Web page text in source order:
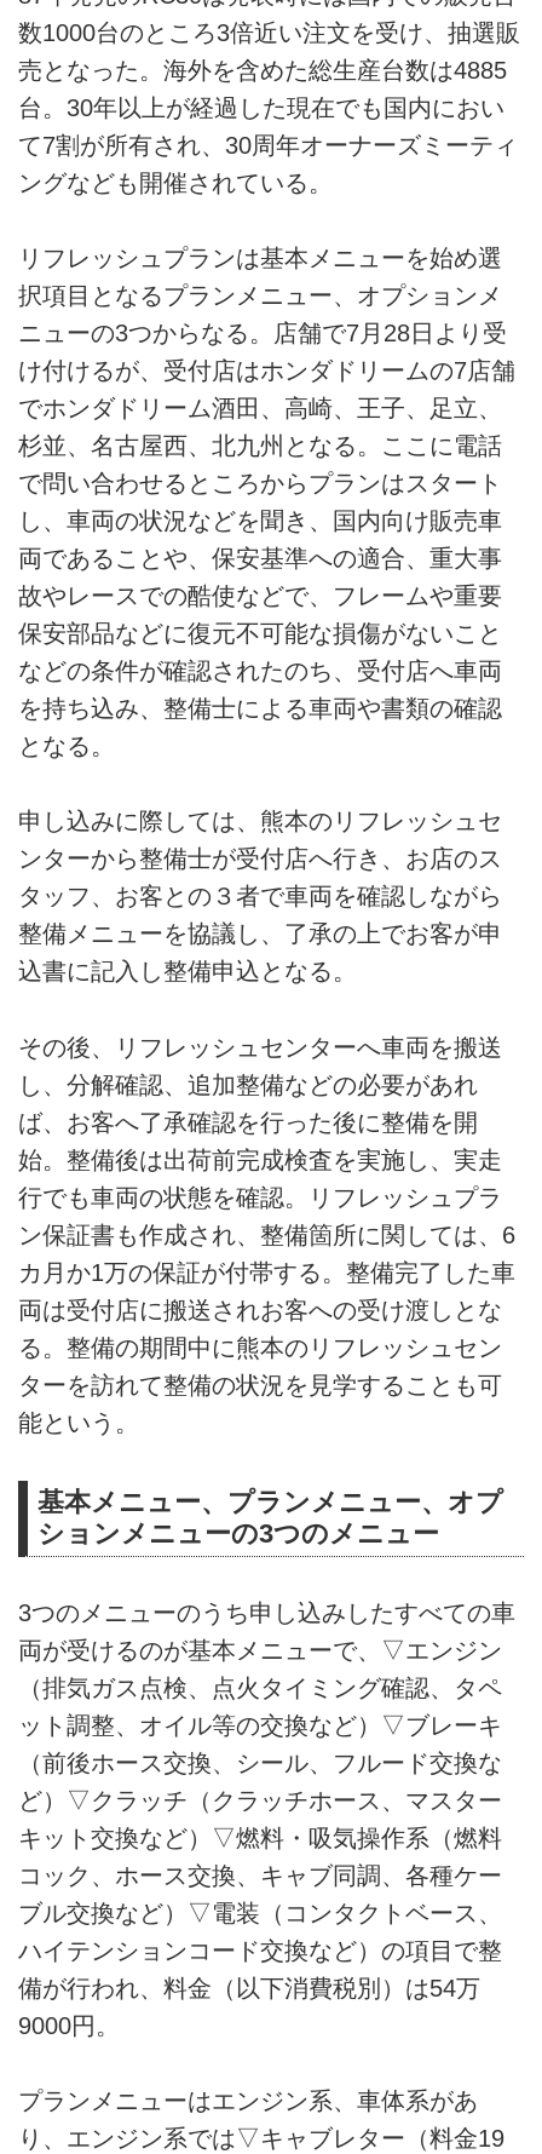
数1000台のところ3倍近い注文を受け、抽選販
売となった。海外を含めた総生産台数は4885
台。30年以上が経過した現在でも国内におい
て7割が所有され、30周年オーナーズミーティ
ングなども開催されている。
リフレッシュプランは基本メニューを始め選
択項目となるプランメニュー、オプションメ
ニューの3つからなる。店舗で7月28日より受
け付けるが、受付店はホンダドリームの7店舗
でホンダドリーム酒田、高崎、王子、足立、
杉並、名古屋西、北九州となる。ここに電話
で問い合わせるところからプランはスタート
し、車両の状況などを聞き、国内向け販売車
両であることや、保安基準への適合、重大事
故やレースでの酷使などで、フレームや重要
保安部品などに復元不可能な損傷がないこと
などの条件が確認されたのち、受付店へ車両
を持ち込み、整備士による車両や書類の確認
となる。
申し込みに際しては、熊本のリフレッシュセ
ンターから整備士が受付店へ行き、お店のス
タッフ、お客との３者で車両を確認しながら
整備メニューを協議し、了承の上でお客が申
込書に記入し整備申込となる。
その後、リフレッシュセンターへ車両を搬送
し、分解確認、追加整備などの必要があれ
ば、お客へ了承確認を行った後に整備を開
始。整備後は出荷前完成検査を実施し、実走
行でも車両の状態を確認。リフレッシュプラ
ン保証書も作成され、整備箇所に関しては、6
カ月か1万の保証が付帯する。整備完了した車
両は受付店に搬送されお客への受け渡しとな
る。整備の期間中に熊本のリフレッシュセン
ターを訪れて整備の状況を見学することも可
能という。
基本メニュー、プランメニュー、オプ
ションメニューの3つのメニュー
3つのメニューのうち申し込みしたすべての車
両が受けるのが基本メニューで、▽エンジン
（排気ガス点検、点火タイミング確認、タペ
ット調整、オイル等の交換など）▽ブレーキ
（前後ホース交換、シール、フルード交換な
ど）▽クラッチ（クラッチホース、マスター
キット交換など）▽燃料・吸気操作系（燃料
コック、ホース交換、キャブ同調、各種ケー
ブル交換など）▽電装（コンタクトベース、
ハイテンションコード交換など）の項目で整
備が行われ、料金（以下消費税別）は54万
9000円。
プランメニューはエンジン系、車体系があ
り、エンジン系では▽キャブレター（料金19